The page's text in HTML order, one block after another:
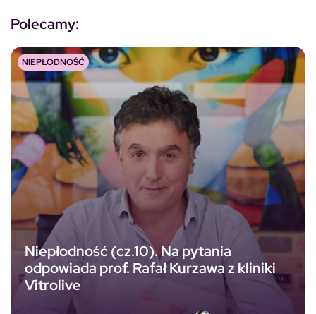
Polecamy:
Niepłodność (cz.10). Na pytania
odpowiada prof. Rafał Kurzawa z kliniki
Vitrolive
NIEPŁODNOŚĆ